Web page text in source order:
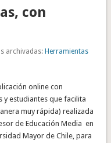
con
archivadas: Herramientas
online con
estudiantes que facilita
muy rápida) realizada
de Educación Media en
Mayor de Chile, para